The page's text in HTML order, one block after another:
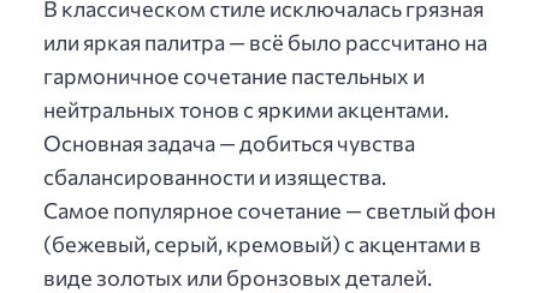
В классическом стиле исключалась грязная
или яркая палитра — всё было рассчитано на
гармоничное сочетание пастельных и
нейтральных тонов с яркими акцентами.
Основная задача — добиться чувства
сбалансированности и изящества.
Самое популярное сочетание — светлый фон
(бежевый, серый, кремовый) с акцентами в
виде золотых или бронзовых деталей.